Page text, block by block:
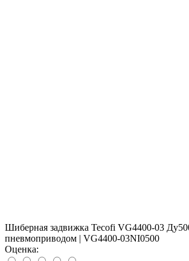
Шиберная задвижка Tecofi VG4400-03
пневмоприводом | VG4400-03NI0500
Оценка: